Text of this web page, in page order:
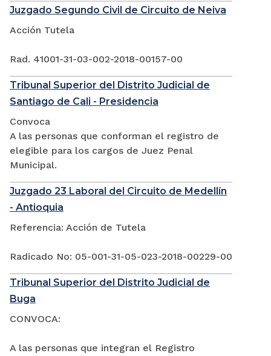
Juzgado Segundo Civil de Circuito de Neiva
Acción Tutela
Rad. 41001-31-03-002-2018-00157-00
Tribunal Superior del Distrito Judicial de
Santiago de Cali - Presidencia
Convoca
A las personas que conforman el registro de
elegible para los cargos de Juez Penal
Municipal.
Juzgado 23 Laboral del Circuito de Medellín
- Antioquia
Referencia: Acción de Tutela
Radicado No: 05-001-31-05-023-2018-00229-00
Tribunal Superior del Distrito Judicial de
Buga
CONVOCA:
A las personas que integran el Registro